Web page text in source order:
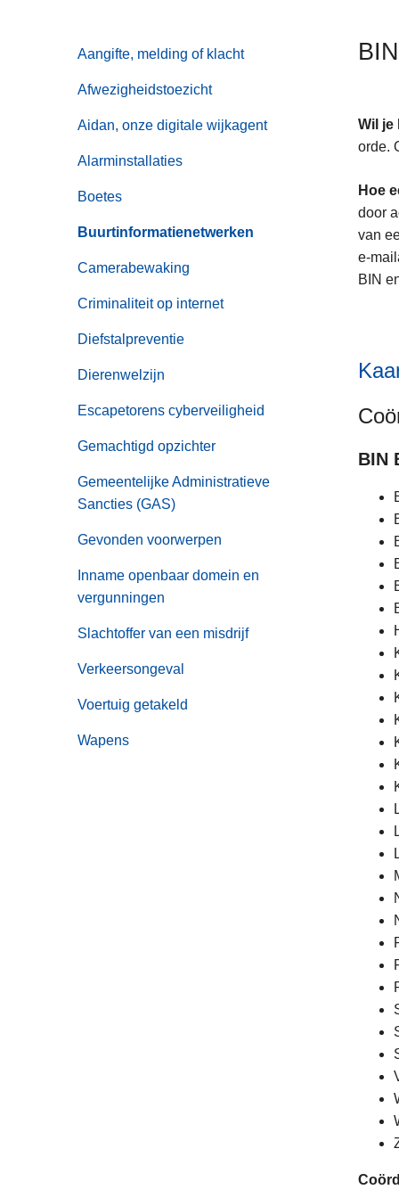
Aangifte, melding of klacht
Afwezigheidstoezicht
Aidan, onze digitale wijkagent
Alarminstallaties
Boetes
Buurtinformatienetwerken
Camerabewaking
Criminaliteit op internet
Diefstalpreventie
Dierenwelzijn
Escapetorens cyberveiligheid
Gemachtigd opzichter
Gemeentelijke Administratieve
Sancties (GAS)
Gevonden voorwerpen
Inname openbaar domein en
vergunningen
Slachtoffer van een misdrijf
Verkeersongeval
Voertuig getakeld
Wapens
Wil je
orde.
Hoe
door
van
e-
BIN
BIN